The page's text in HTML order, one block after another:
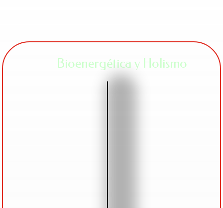
Bioenergética y Holismo